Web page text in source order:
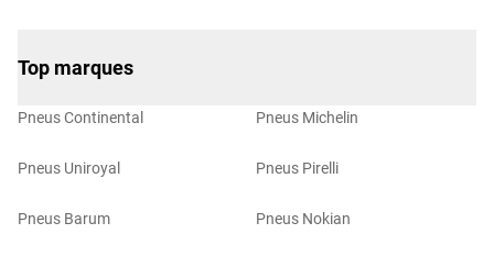
Top marques
Pneus Continental
Pneus Uniroyal
Pneus Barum
Pneus Michelin
Pneus Pirelli
Pneus Nokian